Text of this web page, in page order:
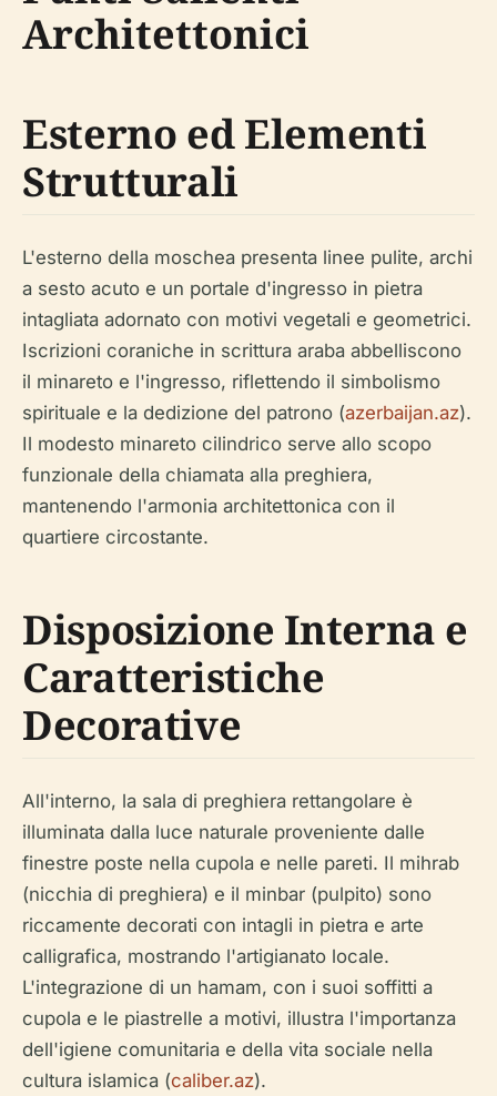
Architettonici
Esterno ed Elementi
Strutturali
L'esterno della moschea presenta linee pulite, archi
a sesto acuto e un portale d'ingresso in pietra
intagliata adornato con motivi vegetali e geometrici.
Iscrizioni coraniche in scrittura araba abbelliscono
il minareto e l'ingresso, riflettendo il simbolismo
spirituale e la dedizione del patrono (azerbaijan.az).
Il modesto minareto cilindrico serve allo scopo
funzionale della chiamata alla preghiera,
mantenendo l'armonia architettonica con il
quartiere circostante.
Disposizione Interna e
Caratteristiche
Decorative
All'interno, la sala di preghiera rettangolare è
illuminata dalla luce naturale proveniente dalle
finestre poste nella cupola e nelle pareti. Il mihrab
(nicchia di preghiera) e il minbar (pulpito) sono
riccamente decorati con intagli in pietra e arte
calligrafica, mostrando l'artigianato locale.
L'integrazione di un hamam, con i suoi soffitti a
cupola e le piastrelle a motivi, illustra l'importanza
dell'igiene comunitaria e della vita sociale nella
cultura islamica (caliber.az).